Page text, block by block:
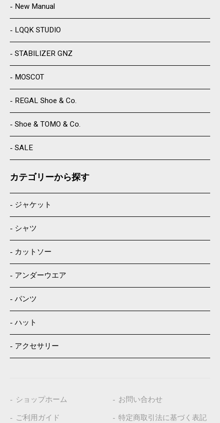
New Manual
LQQK STUDIO
STABILIZER GNZ
MOSCOT
REGAL Shoe & Co.
Shoe & TOMO & Co.
SALE
カテゴリーから探す
ジャケット
シャツ
カットソー
アンダーウエア
パンツ
ハット
アクセサリー
ショップホーム
ご利用ガイド
お問い合わせ
特定商取引法に基づく表記